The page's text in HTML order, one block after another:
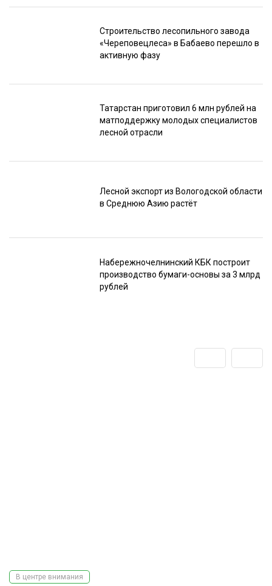
Строительство лесопильного завода
«Череповецлеса» в Бабаево перешло в
активную фазу
Татарстан приготовил 6 млн рублей на
матподдержку молодых специалистов
лесной отрасли
Лесной экспорт из Вологодской области
в Среднюю Азию растёт
Набережночелнинский КБК построит
производство бумаги-основы за 3 млрд
рублей
В центре внимания